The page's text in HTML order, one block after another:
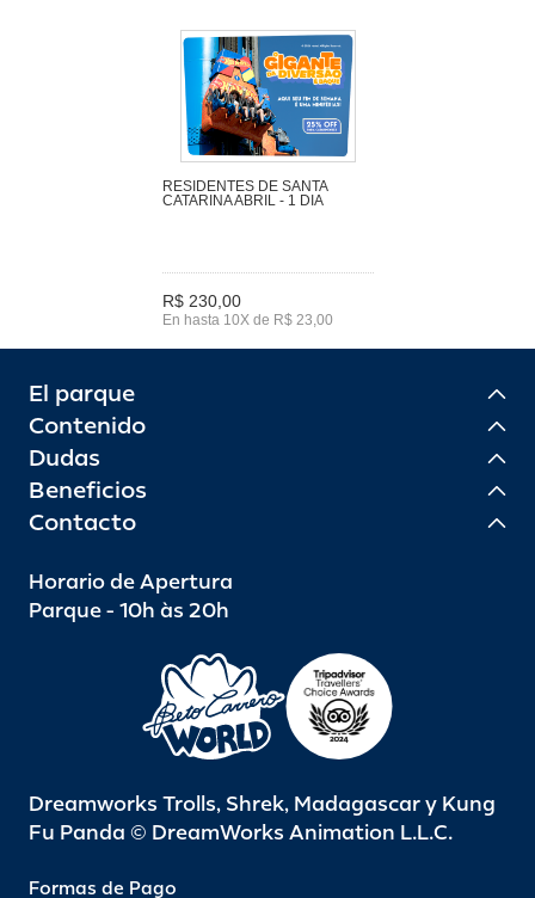
RESIDENTES DE SANTA
CATARINA ABRIL - 1 DIA
R$ 230,00
En hasta 10X de R$ 23,00
El parque
Contenido
Dudas
Beneficios
Contacto
Horario de Apertura
Parque - 10h às 20h
Dreamworks Trolls, Shrek, Madagascar y Kung
Fu Panda © DreamWorks Animation L.L.C.
Formas de Pago